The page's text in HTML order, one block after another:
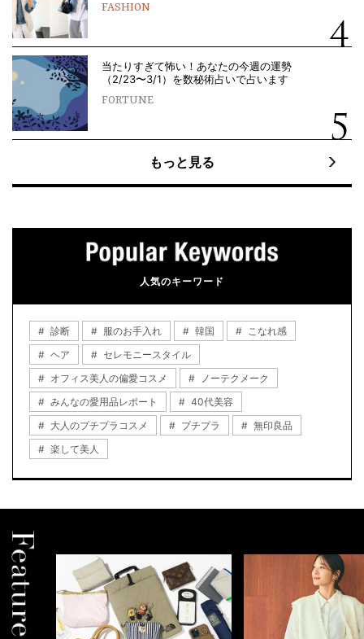
FASHION
当たりすぎて怖い！あなたの今週の運勢
（2/23〜3/1）を数秘術占いで占います
FORTUNE
もっと見る
人気のキーワード
診断 服のお手入れ 韓国
こなれ感
ヘア
セレモニースタイル
オフィス美人の偏愛コスメ
ノーテクメーク
みんなの愛用品レポート
40代美容
大人のプチプラコスメ
プチプラ
無印良品
楽して美人